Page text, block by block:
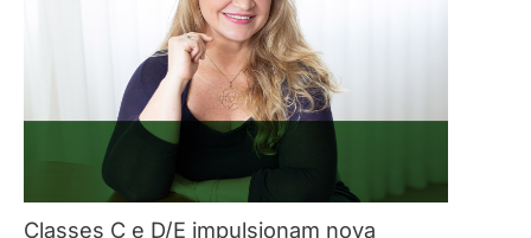
Classes C e D/E impulsionam nova